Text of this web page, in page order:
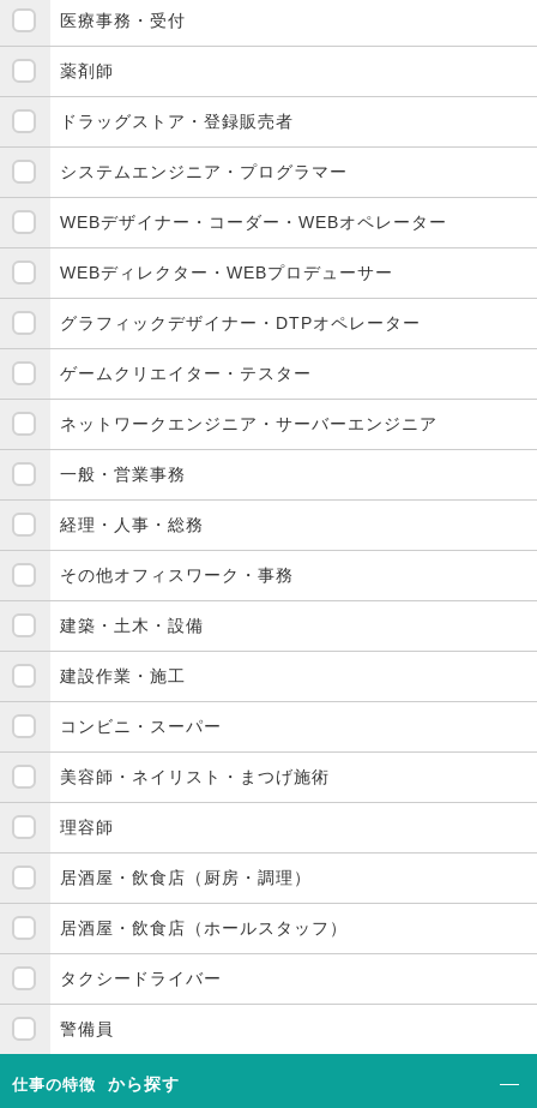
医療事務・受付
薬剤師
ドラッグストア・登録販売者
システムエンジニア・プログラマー
WEBデザイナー・コーダー・WEBオペレーター
WEBディレクター・WEBプロデューサー
グラフィックデザイナー・DTPオペレーター
ゲームクリエイター・テスター
ネットワークエンジニア・サーバーエンジニア
一般・営業事務
経理・人事・総務
その他オフィスワーク・事務
建築・土木・設備
建設作業・施工
コンビニ・スーパー
美容師・ネイリスト・まつげ施術
理容師
居酒屋・飲食店（厨房・調理）
居酒屋・飲食店（ホールスタッフ）
タクシードライバー
警備員
仕事の特徴 から探す